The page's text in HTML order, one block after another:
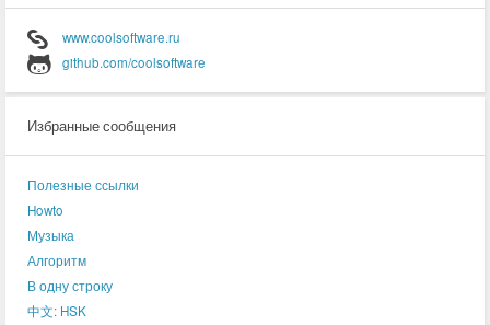
www.coolsoftware.ru
github.com/coolsoftware
Избранные сообщения
Полезные ссылки
Howto
Музыка
Алгоритм
В одну строку
中文: HSK